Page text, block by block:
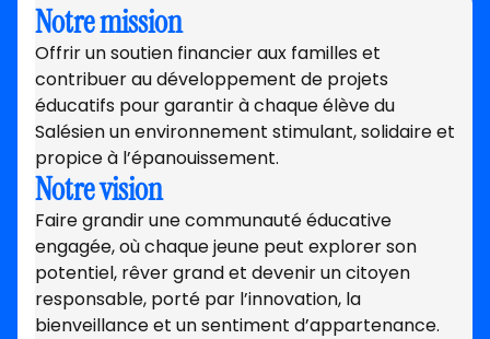
Notre mission
Offrir un soutien financier aux familles et
contribuer au développement de projets
éducatifs pour garantir à chaque élève du
Salésien un environnement stimulant, solidaire et
propice à l’épanouissement.
Notre vision
Faire grandir une communauté éducative
engagée, où chaque jeune peut explorer son
potentiel, rêver grand et devenir un citoyen
responsable, porté par l’innovation, la
bienveillance et un sentiment d’appartenance.